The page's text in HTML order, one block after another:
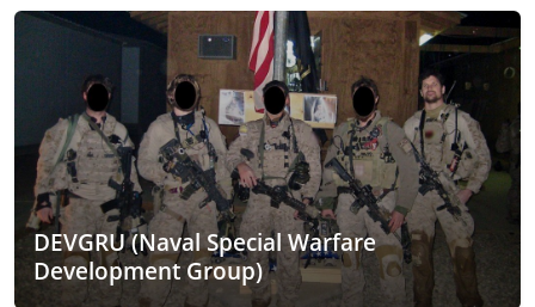
DEVGRU (Naval Special Warfare
Development Group)